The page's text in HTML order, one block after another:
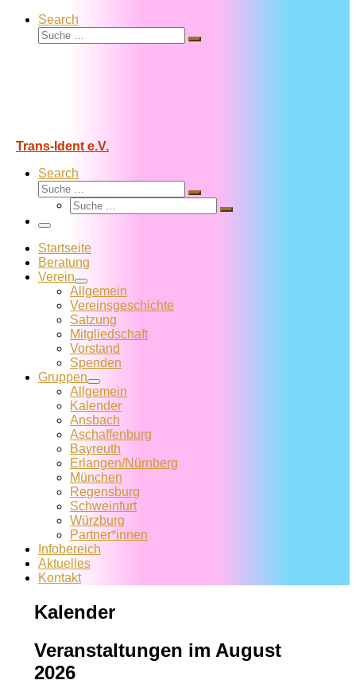
Search
Suche
Suche
Trans-Ident e.V.
Search
Suche
Suche
Suche
Suche
Menü
Startseite
Beratung
Verein
Allgemein
Vereins­geschichte
Satzung
Mitglied­schaft
Vorstand
Spenden
Gruppen
Allgemein
Kalender
Ansbach
Aschaffenburg
Bayreuth
Erlangen/Nürnberg
München
Regensburg
Schweinfurt
Würzburg
Partner*innen
Infobereich
Aktuelles
Kontakt
Kalender
Veranstaltungen im August
2026